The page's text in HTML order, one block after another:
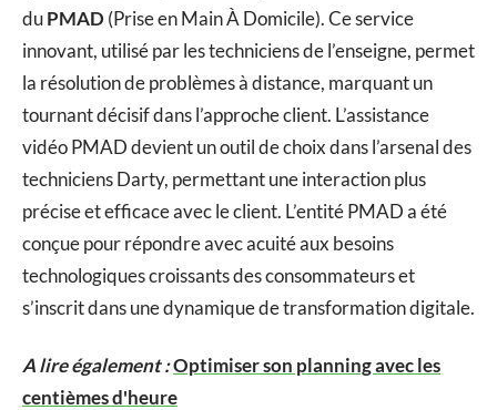
duPMAD(Prise en Main À Domicile). Ce service
innovant, utilisé par les techniciens de l’enseigne, permet
la résolution de problèmes à distance, marquant un
tournant décisif dans l’approche client. L’assistance
vidéo PMAD devient un outil de choix dans l’arsenal des
techniciens Darty, permettant une interaction plus
précise et efficace avec le client. L’entité PMAD a été
conçue pour répondre avec acuité aux besoins
technologiques croissants des consommateurs et
s’inscrit dans une dynamique de transformation digitale.
A lire également :Optimiser son planning avec les
centièmes d'heure